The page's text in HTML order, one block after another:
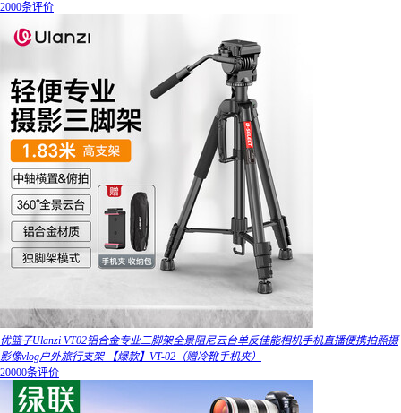
2000条评价
优篮子Ulanzi VT02铝合金专业三脚架全景阻尼云台单反佳能相机手机直播便携拍照摄
影像vlog户外旅行支架 【爆款】VT-02（赠冷靴手机夹）
20000条评价